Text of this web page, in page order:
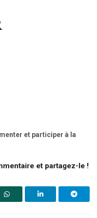
et participer à la
et partagez-le !